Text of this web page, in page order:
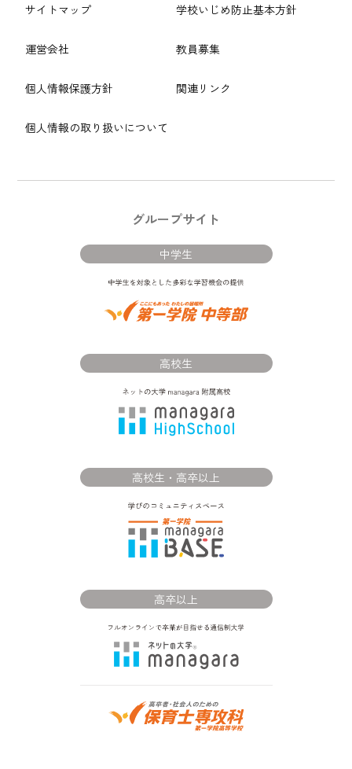
サイトマップ
運営会社
個人情報保護方針
個人情報の取り扱いについて
学校いじめ防止基本方針
教員募集
関連リンク
グループサイト
中学生
高校生
高校生・高卒以上
高卒以上